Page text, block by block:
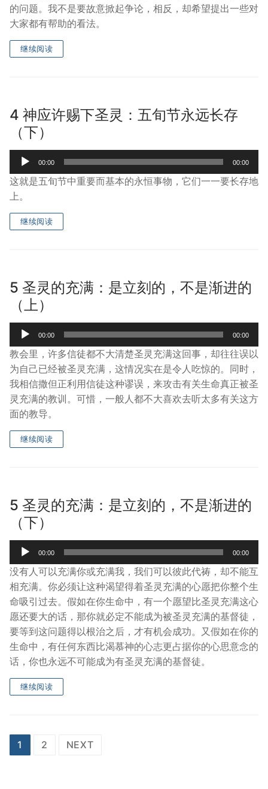
的问题。我不是要故意掀起争论，相反，却希望提出一些对
大家都有帮助的看法。
继续阅读
4 神应许赐下圣灵：五旬节永远长存
（下）
Audio
Player
00:00 00:00
这就是五旬节中重要而基本的永恒事物，它们一一要长存地
上。
继续阅读
5 圣灵的充满：是立刻的，不是渐进的
（上）
Audio
Player
00:00 00:00
教会里，许多信徒都不大清楚圣灵充满这回事，却往往误以
为自己已经被圣灵充满，这情况实在是令人吃惊的。同时，
我相信撒但正利用信徒这种谬误，来攻击有关生命真正被圣
灵充满的教训。可惜，一般人都不大喜欢去听太多有关这方
面的教导。
继续阅读
5 圣灵的充满：是立刻的，不是渐进的
（下）
Audio
Player
00:00 00:00
没有人可以充满你或充满我，我们可以彼此代祷，却不能互
相充满。你必须让这种渴望得着圣灵充满的心愿把你整个生
命吸引过去。假如在你生命中，有一个愿望比圣灵充满这心
愿还要大的话，那你就必定不能成为被圣灵充满的基督徒，
要等到这问题得以根治之后，才有机会成功。又假如在你的
生命中，有任何东西比渴慕神的心志更占据你的心思意念的
话，你也永远不可能成为有圣灵充满的基督徒。
继续阅读
Posts
1 2 NEXT